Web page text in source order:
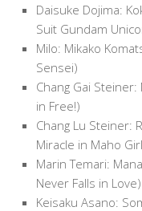
Daisuke Dojima:
Suit Gundam
Milo: Mikako
Sensei)
Chang Gai
in Free!)
Chang Lu Steiner:
Miracle in Maho
Marin Temari:
Never Falls in Love)
Keisaku Asano: